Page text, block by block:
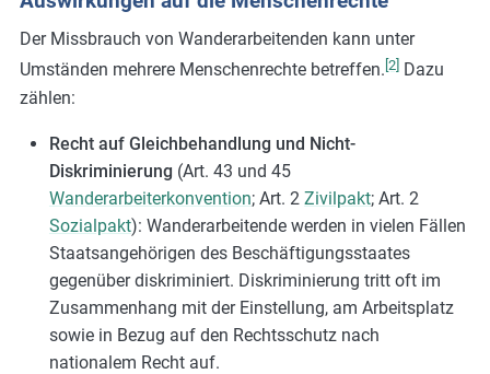
Der Missbrauch von Wanderarbeitenden kann unter
Umständen mehrere Menschenrechte betreffen. [2]Dazu
zählen:
Recht auf Gleichbehandlung und Nicht-
Diskriminierung (Art. 43 und 45
Wanderarbeiterkonvention; Art. 2 Zivilpakt; Art. 2
Sozialpakt): Wanderarbeitende werden in vielen Fällen
Staatsangehörigen des Beschäftigungsstaates
gegenüber diskriminiert. Diskriminierung tritt oft im
Zusammenhang mit der Einstellung, am Arbeitsplatz
sowie in Bezug auf den Rechtsschutz nach
nationalem Recht auf.